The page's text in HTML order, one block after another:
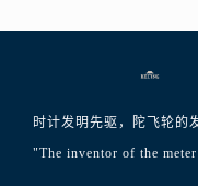
时计发明先驱，陀飞轮的
"The inventor of the